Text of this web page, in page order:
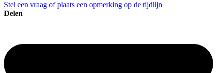
Stel een vraag of plaats een opmerking op de tijdlijn
Delen